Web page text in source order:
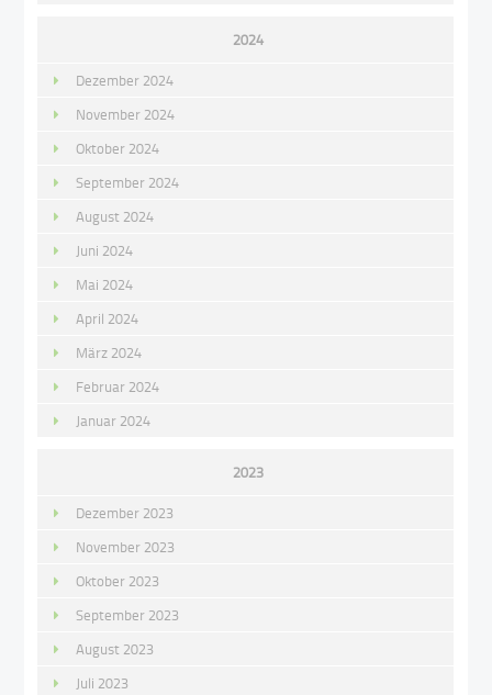
2024
Dezember 2024
November 2024
Oktober 2024
September 2024
August 2024
Juni 2024
Mai 2024
April 2024
März 2024
Februar 2024
Januar 2024
2023
Dezember 2023
November 2023
Oktober 2023
September 2023
August 2023
Juli 2023